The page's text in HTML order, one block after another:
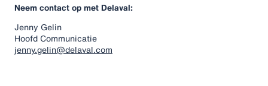
Neem contact op met Delaval:
Jenny Gelin
Hoofd Communicatie
jenny.gelin@delaval.com